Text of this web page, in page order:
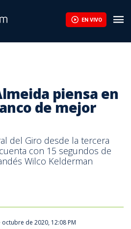
EN VIVO
piensa en
de mejor
del Giro desde la tercera
con 15 segundos de
Wilco Kelderman
octubre de 2020, 12:08 PM